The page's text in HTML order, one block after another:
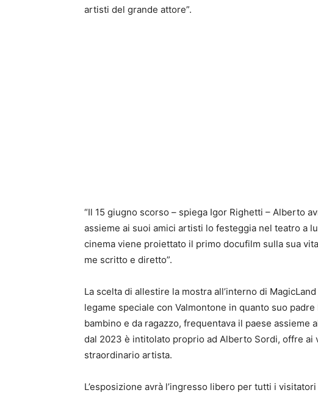
artisti del grande attore”.
“Il 15 giugno scorso – spiega Igor Righetti – Alberto
assieme ai suoi amici artisti lo festeggia nel teatro a
cinema viene proiettato il primo docufilm sulla sua
me scritto e diretto”.
La scelta di allestire la mostra all’interno di
legame speciale con Valmontone in quanto suo
bambino e da ragazzo, frequentava il paese assieme
dal 2023 è intitolato proprio ad Alberto Sordi, offre
straordinario artista.
L’esposizione avrà l’ingresso libero per tutti i